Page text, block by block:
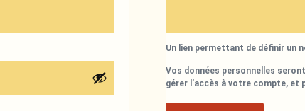
Un lien permettant de définir un
Vos données personnelles
gérer l’accès à votre compte, et